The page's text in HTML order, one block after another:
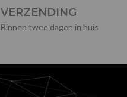
VERZENDING
Binnen twee dagen in huis